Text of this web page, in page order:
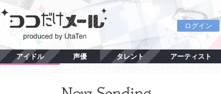
ログイン
アイドル 声優 タレント アーティスト